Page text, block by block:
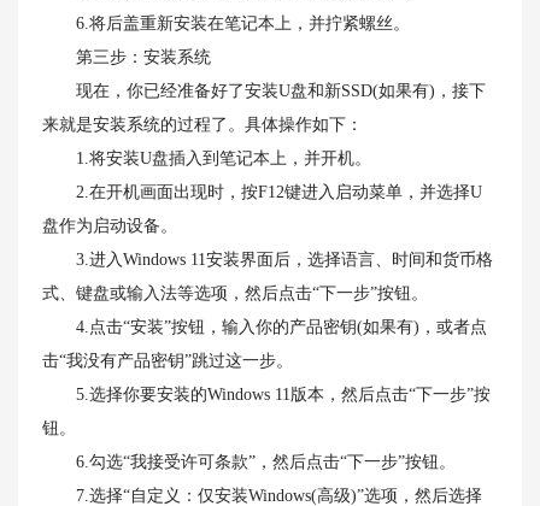
6.将后盖重新安装在笔记本上，并拧紧螺丝。
第三步：安装系统
现在，你已经准备好了安装U盘和新SSD(如果有)，接下
来就是安装系统的过程了。具体操作如下：
1.将安装U盘插入到笔记本上，并开机。
2.在开机画面出现时，按F12键进入启动菜单，并选择U
盘作为启动设备。
3.进入Windows 11安装界面后，选择语言、时间和货币格
式、键盘或输入法等选项，然后点击“下一步”按钮。
4.点击“安装”按钮，输入你的产品密钥(如果有)，或者点
击“我没有产品密钥”跳过这一步。
5.选择你要安装的Windows 11版本，然后点击“下一步”按
钮。
6.勾选“我接受许可条款”，然后点击“下一步”按钮。
7.选择“自定义：仅安装Windows(高级)”选项，然后选择